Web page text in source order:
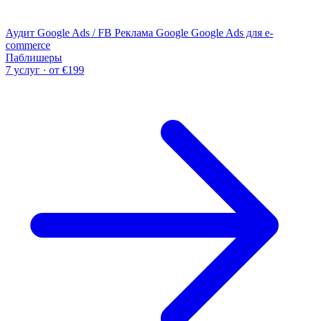
Аудит Google Ads / FB Реклама Google Google Ads для e-
commerce
Паблишеры
7 услуг · от €199